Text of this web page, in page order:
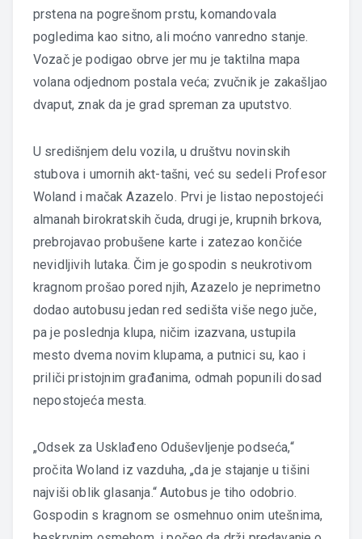
prstena na pogrešnom prstu, komandovala
pogledima kao sitno, ali moćno vanredno stanje.
Vozač je podigao obrve jer mu je taktilna mapa
volana odjednom postala veća; zvučnik je zakašljao
dvaput, znak da je grad spreman za uputstvo.
U središnjem delu vozila, u društvu novinskih
stubova i umornih akt-tašni, već su sedeli Profesor
Woland i mačak Azazelo. Prvi je listao nepostojeći
almanah birokratskih čuda, drugi je, krupnih brkova,
prebrojavao probušene karte i zatezao končiće
nevidljivih lutaka. Čim je gospodin s neukrotivom
kragnom prošao pored njih, Azazelo je neprimetno
dodao autobusu jedan red sedišta više nego juče,
pa je poslednja klupa, ničim izazvana, ustupila
mesto dvema novim klupama, a putnici su, kao i
priliči pristojnim građanima, odmah popunili dosad
nepostojeća mesta.
„Odsek za Usklađeno Oduševljenje podseća,“
pročita Woland iz vazduha, „da je stajanje u tišini
najviši oblik glasanja.“ Autobus je tiho odobrio.
Gospodin s kragnom se osmehnuo onim utešnima,